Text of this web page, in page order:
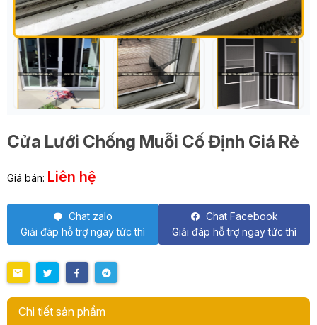
Cửa Lưới Chống Muỗi Cố Định Giá Rẻ
Giá bán: Liên hệ
Chat zalo
Giải đáp hỗ trợ ngay tức thì
Chat Facebook
Giải đáp hỗ trợ ngay tức thì
Chi tiết sản phẩm